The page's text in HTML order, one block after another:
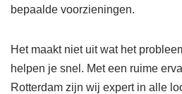
bepaalde voorzieningen.
Het maakt niet uit wat het
helpen je snel. Met een ruime
Rotterdam zijn wij expert in alle